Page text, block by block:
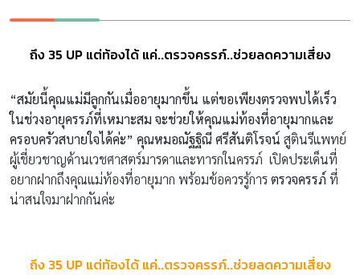
ถึง 35 UP แต่ท้องได้ แค่..ตรวจครรภ์..ช่วยลดความเสี่ยง
“สมัยนี้คุณแม่มีลูกกันเมื่ออายุมากขึ้น แต่ขอเพียงตรวจพบได้เร็ว
ในช่วงอายุครรภ์ที่เหมาะสม จะช่วยให้คุณแม่ท้องที่อายุมากและ
ครอบครัวสบายใจได้ค่ะ” คุณหมอณัฐฐิณี ศรีสันติโรจน์ สูตินรีแพทย์
ผู้เชี่ยวชาญด้านเวชศาสตร์มารดาและทารกในครรภ์ เปิดประเด็นที่
อยากฝากถึงคุณแม่ท้องที่อายุมาก พร้อมข้อควรรู้การตรวจครรภ์ ที่
น่าสนใจมาฝากกันค่ะ
ถึง 35 UP แต่ท้องได้ แค่..ตรวจครรภ์..ช่วยลดความเสี่ยง